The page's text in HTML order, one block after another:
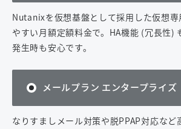
Nutanixを仮想基盤として採用した仮想
やすい月額定額料金で。HA機能 (冗長性)
発生時も安心です。
メールプラン エンタープライズ
なりすましメール対策や脱PPAP対応など